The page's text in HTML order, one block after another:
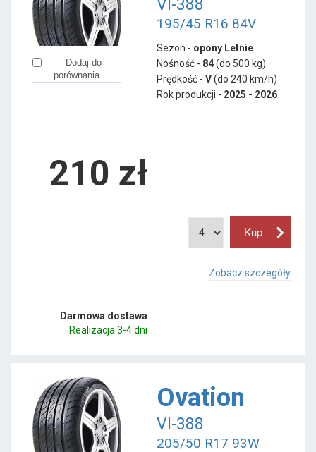
Dodaj do
porównania
VI-388
195/45 R16 84V
Sezon - opony Letnie
Nośność - 84(do 500 kg)
Prędkość - V(do 240 km/h)
Rok produkcji - 2025 - 2026
210 zł
Zobacz szczegóły
Darmowa dostawa
Realizacja 3-4 dni
Ovation
VI-388
205/50 R17 93W